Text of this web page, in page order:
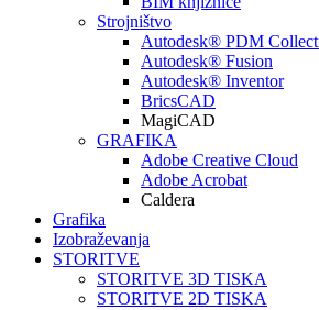
Strojništvo
Autodesk® PDM
Autodesk® Fusion
Autodesk® Inventor
BricsCAD
MagiCAD
GRAFIKA
Adobe Creative Cloud
Adobe Acrobat
Caldera
Grafika
Izobraževanja
STORITVE
STORITVE 3D TISKA
STORITVE 2D TISKA